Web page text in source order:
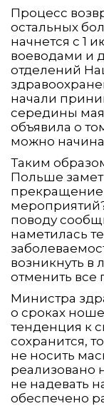
Процесс
остальных
начнется с 1
воеводами и
отделений
начали
середины
объявила о
можно
Таким
Польше
прекращение
поводу
наметилась
возникнуть в
отменить
Министра
о сроках
тенденция к
сохранится,
не носить
реализовано
не надевать
обеспечено